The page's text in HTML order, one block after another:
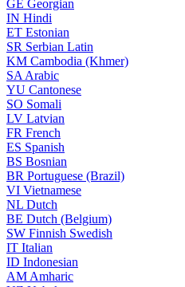
GE Georgian
IN Hindi
ET Estonian
SR Serbian Latin
KM Cambodia (Khmer)
SA Arabic
YU Cantonese
SO Somali
LV Latvian
FR French
ES Spanish
BS Bosnian
BR Portuguese (Brazil)
VI Vietnamese
NL Dutch
BE Dutch (Belgium)
SW Finnish Swedish
IT Italian
ID Indonesian
AM Amharic